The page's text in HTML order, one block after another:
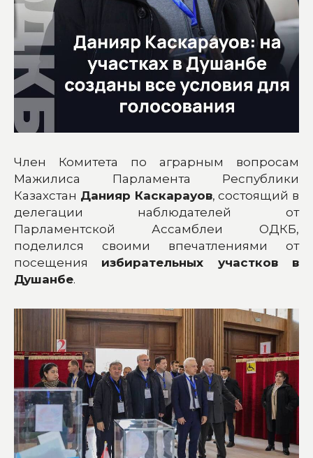
Член Комитета по аграрным вопросам
Мажилиса Парламента Республики
Казахстан Данияр Каскарауов, состоящий в
делегации наблюдателей от
Парламентской Ассамблеи ОДКБ,
поделился своими впечатлениями от
посещения избирательных участков в
Душанбе.